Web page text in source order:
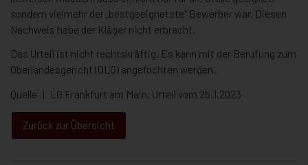
Zurück zur Übersicht
sondern vielmehr der „bestgeeignetste“ Bewerber war. Diesen
Nachweis habe der Kläger nicht erbracht.
Das Urteil ist nicht rechtskräftig. Es kann mit der Berufung zum
Oberlandesgericht (OLG) angefochten werden.
Quelle | LG Frankfurt am Main, Urteil vom 25.1.2023